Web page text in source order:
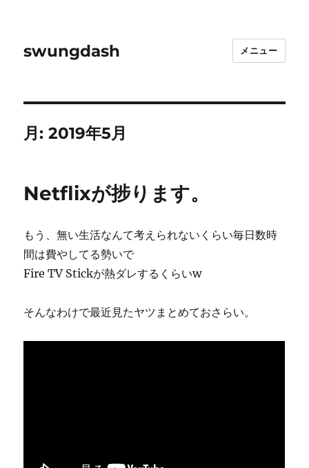
swungdash メニュー
月:2019年5月
Netflixが捗ります。
もう、無い生活なんて考えられないくらい毎日数時
間は費やしてる勢いで
Fire TV Stickが熱ダレするくらいw
そんなわけで最近見たヤツまとめておさらい。